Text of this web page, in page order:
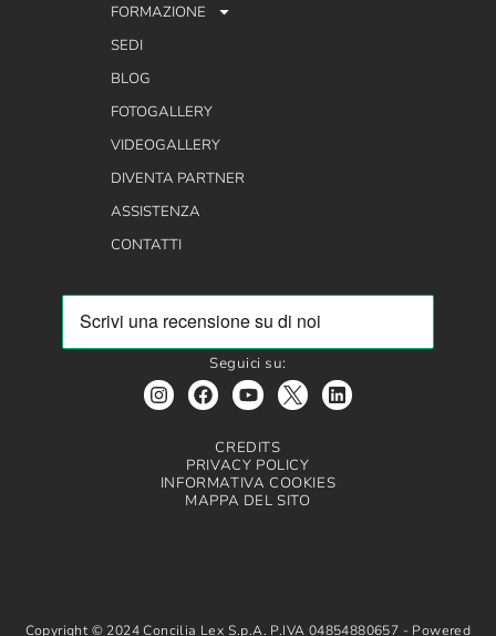
FORMAZIONE
SEDI
BLOG
FOTOGALLERY
VIDEOGALLERY
DIVENTA PARTNER
ASSISTENZA
CONTATTI
Seguici su:
CREDITS
PRIVACY POLICY
INFORMATIVA COOKIES
MAPPA DEL SITO
Copyright © 2024 Concilia Lex S.p.A. P.IVA 04854880657 - Powered